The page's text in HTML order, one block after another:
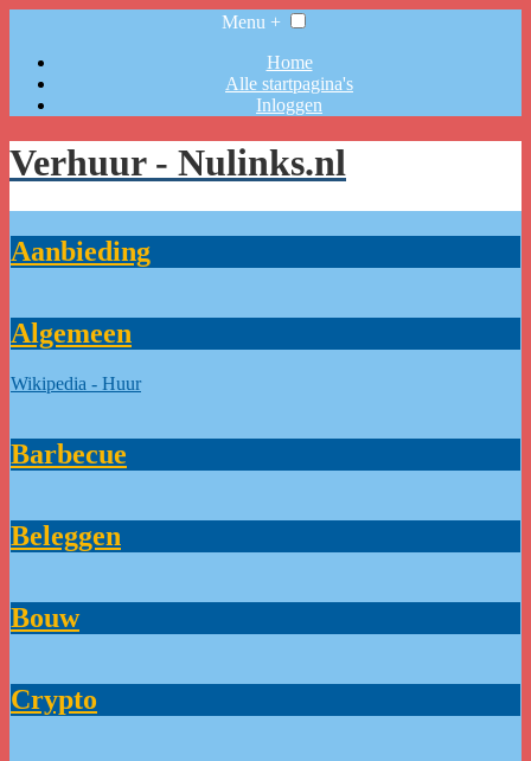
Menu +
Home
Alle startpagina's
Inloggen
Verhuur - Nulinks.nl
Aanbieding
Algemeen
Wikipedia - Huur
Barbecue
Beleggen
Bouw
Crypto